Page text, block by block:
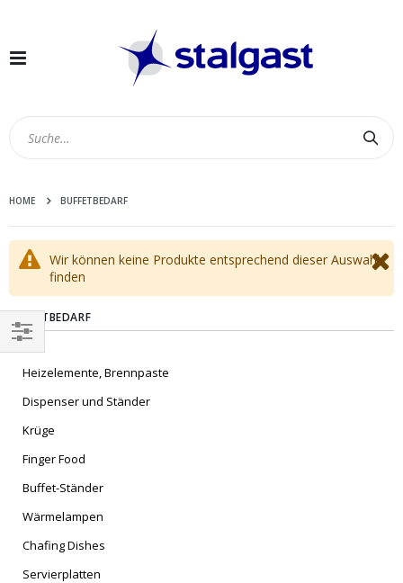
Navigation
HOME BUFFETBEDARF
Wir können keine Produkte entsprechend dieser Auswahl
finden
BUFFETBEDARF
Heizelemente, Brennpaste
Dispenser und Ständer
Krüge
Finger Food
Buffet-Ständer
Wärmelampen
Chafing Dishes
Servierplatten
EINKAUFEN
NACH